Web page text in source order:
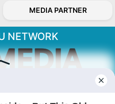
MEDIA PARTNER
NETWORK